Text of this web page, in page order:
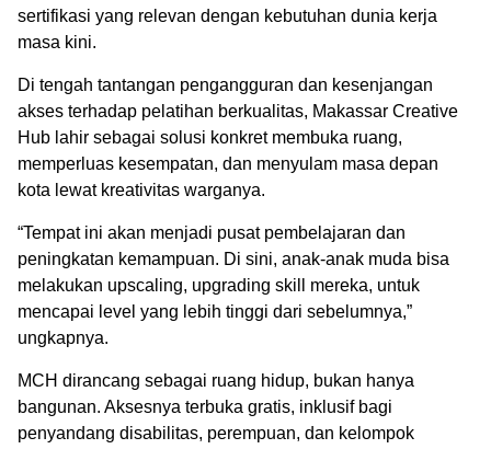
sertifikasi yang relevan dengan kebutuhan dunia kerja
masa kini.
Di tengah tantangan pengangguran dan kesenjangan
akses terhadap pelatihan berkualitas, Makassar Creative
Hub lahir sebagai solusi konkret membuka ruang,
memperluas kesempatan, dan menyulam masa depan
kota lewat kreativitas warganya.
“Tempat ini akan menjadi pusat pembelajaran dan
peningkatan kemampuan. Di sini, anak-anak muda bisa
melakukan upscaling, upgrading skill mereka, untuk
mencapai level yang lebih tinggi dari sebelumnya,”
ungkapnya.
MCH dirancang sebagai ruang hidup, bukan hanya
bangunan. Aksesnya terbuka gratis, inklusif bagi
penyandang disabilitas, perempuan, dan kelompok